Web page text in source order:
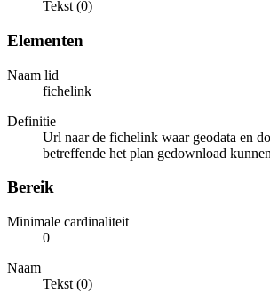
Tekst (0)
Elementen
Naam lid
fichelink
Definitie
Url naar de fichelink waar geodata en
betreffende het plan gedownload
Bereik
Minimale cardinaliteit
0
Naam
Tekst (0)